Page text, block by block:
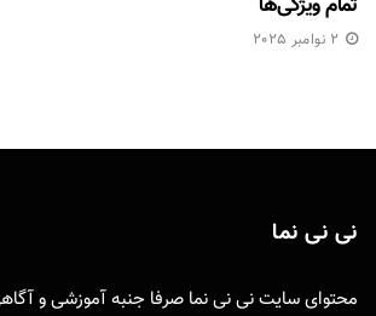
2 نوامبر 2025
نی نی نما
محتوای سایت نی نی نما صرفا جنبه آموزشی و